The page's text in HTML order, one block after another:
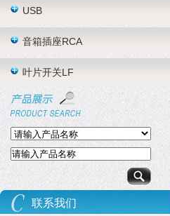
USB
音箱插座RCA
叶片开关LF
联系我们